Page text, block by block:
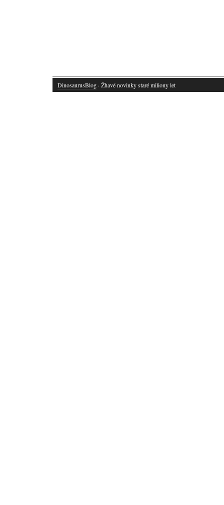
DinosaurusBlog · Žhavé novinky staré miliony let